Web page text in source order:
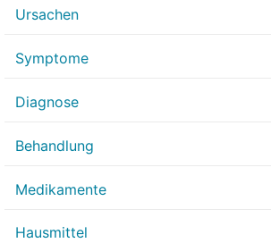
Ursachen
Symptome
Diagnose
Behandlung
Medikamente
Hausmittel